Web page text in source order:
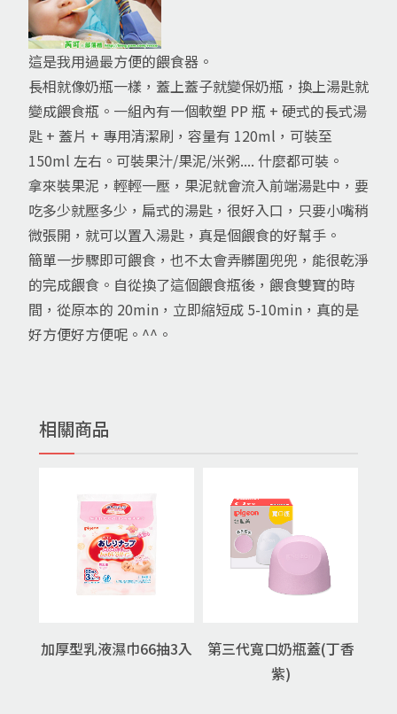
這是我用過最方便的餵食器。
長相就像奶瓶一樣，蓋上蓋子就變保奶瓶，換上湯匙就
變成餵食瓶。一組內有一個軟塑 PP 瓶 + 硬式的長式湯
匙 + 蓋片 + 專用清潔刷，容量有 120ml，可裝至
150ml 左右。可裝果汁/果泥/米粥.... 什麼都可裝。
拿來裝果泥，輕輕一壓，果泥就會流入前端湯匙中，要
吃多少就壓多少，扁式的湯匙，很好入口，只要小嘴稍
微張開，就可以置入湯匙，真是個餵食的好幫手。
簡單一步驟即可餵食，也不太會弄髒圍兜兜，能很乾淨
的完成餵食。自從換了這個餵食瓶後，餵食雙寶的時
間，從原本的 20min，立即縮短成 5-10min，真的是
好方便好方便呢。^^。
相關商品
加厚型乳液濕巾66抽3入
第三代寬口奶瓶蓋(丁香
紫)